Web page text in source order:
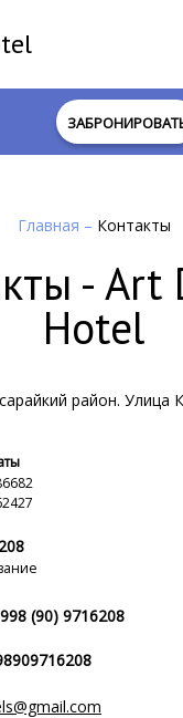
Главная – Контакты
- Art
Hotel
район. Улица
(90) 9716208